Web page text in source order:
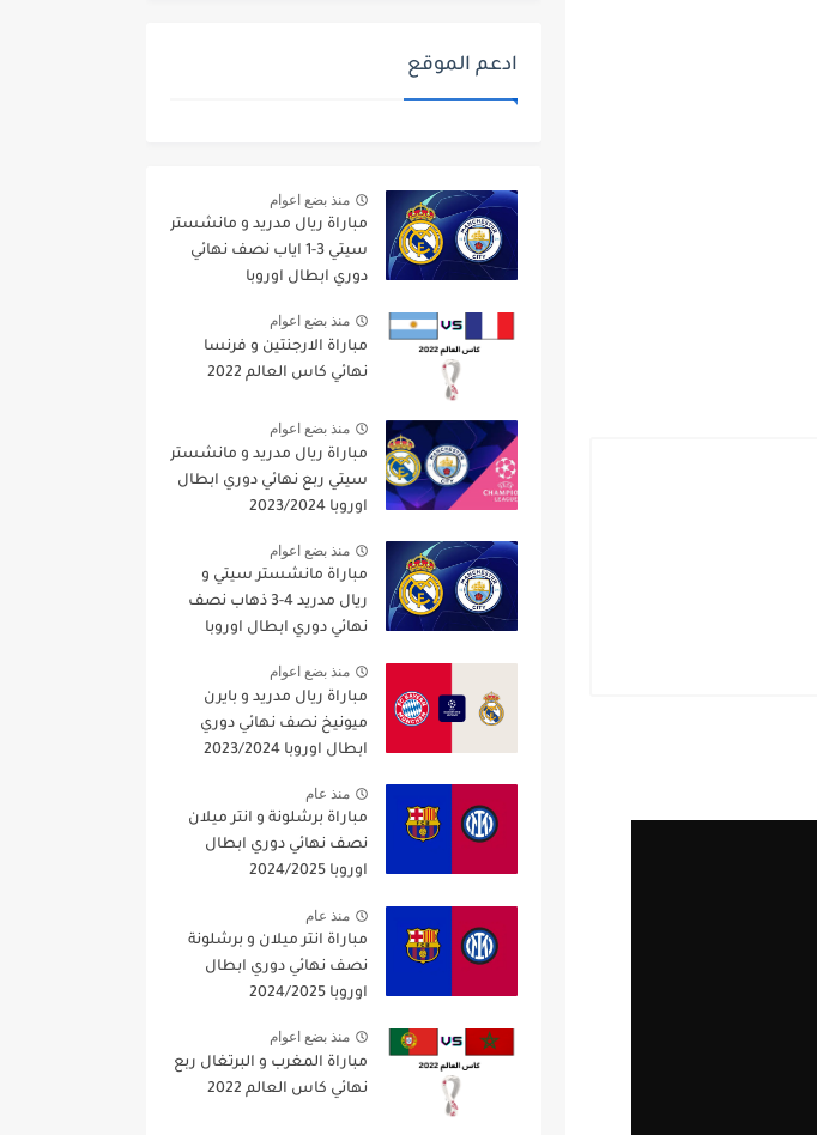
ادعم الموقع
منذ بضع اعوام
مباراة ريال مدريد و مانشستر
سيتي 3-1 اياب نصف نهائي
دوري ابطال اوروبا
منذ بضع اعوام
مباراة الارجنتين و فرنسا
نهائي كاس العالم 2022
منذ بضع اعوام
مباراة ريال مدريد و مانشستر
سيتي ربع نهائي دوري ابطال
اوروبا 2023/2024
منذ بضع اعوام
مباراة مانشستر سيتي و
ريال مدريد 4-3 ذهاب نصف
نهائي دوري ابطال اوروبا
منذ بضع اعوام
مباراة ريال مدريد و بايرن
ميونيخ نصف نهائي دوري
ابطال اوروبا 2023/2024
منذ عام
مباراة برشلونة و انتر ميلان
نصف نهائي دوري ابطال
اوروبا 2024/2025
منذ عام
مباراة انتر ميلان و برشلونة
نصف نهائي دوري ابطال
اوروبا 2024/2025
منذ بضع اعوام
مباراة المغرب و البرتغال ربع
نهائي كاس العالم 2022